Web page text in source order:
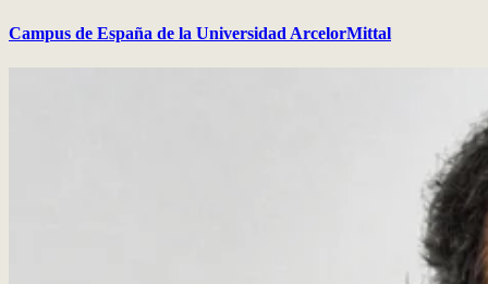
Campus de España de la Universidad ArcelorMittal